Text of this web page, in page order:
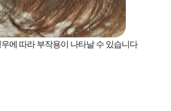
에 따라 부작용이 나타날 수 있습니다